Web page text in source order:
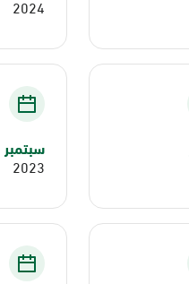
2024
سبتمبر
2023